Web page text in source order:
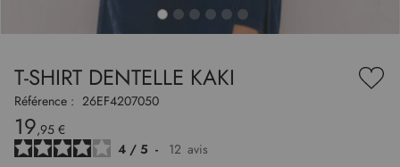
T-SHIRT DENTELLE KAKI
à
Référence : 26EF4207050
19,95 €
4 / 5 - 12 avis